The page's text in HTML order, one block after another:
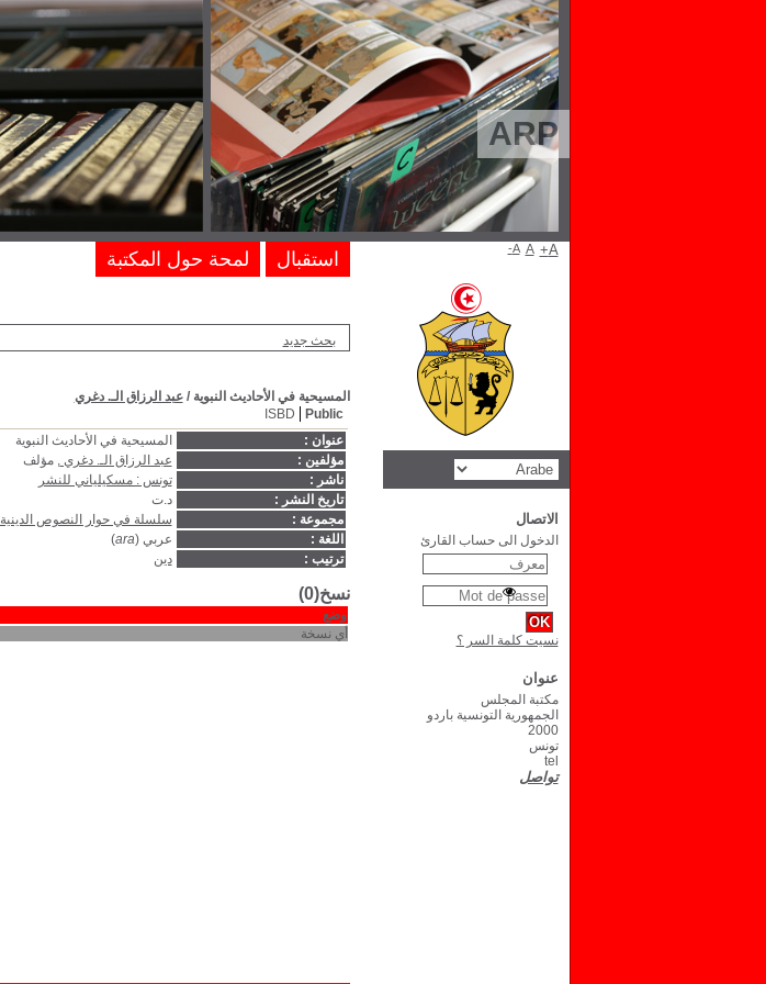
ARP
بحث جديد
المسيحية في الأحاديث النبوية /عبد الرزاق الـ. دغري
Public
ISBD
عنوان :
المسيحية في الأحاديث النبوية
مؤلفين :
عبد الرزاق الـ. دغري, مؤلف
ناشر :
تونس : مسكيلياني للنشر
تاريخ النشر :
د.ت
مجموعة :
سلسلة في حوار النصوص الدينية
اللغة :
عربي (ara
)
ترتيب :
دين
نسخ(0)
وضع
أي نسخة
استقبال لمحة حول المكتبة A- A A+
الاتصال
الدخول الى حساب القارئ
نسيت كلمة السر ؟
عنوان
مكتبة المجلس
الجمهورية التونسية باردو
2000
تونس
tel
تواصل